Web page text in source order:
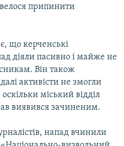
припинити
що керченські
діяли пасивно і майже не
Він також
активісти не змогли
міський відділ
виявився зачиненим.
напад вчинили